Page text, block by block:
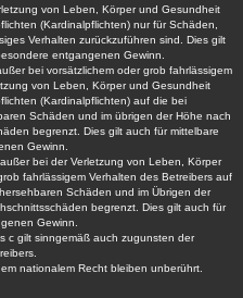
von Leben, Körper und Gesundheit
(Kardinalpflichten) nur für Schäden,
Verhalten zurückzuführen sind. Dies gilt
entgangenen Gewinn.
bei vorsätzlichem oder grob fahrlässigem
von Leben, Körper und Gesundheit
(Kardinalpflichten) auf die bei
Schäden und im übrigen der Höhe nach
begrenzt. Dies gilt auch für mittelbare
Gewinn.
bei der Verletzung von Leben, Körper
fahrlässigem Verhalten des Betreibers auf
Schäden und im Übrigen der
begrenzt. Dies gilt auch für
Gewinn.
c gilt sinngemäß auch zugunsten der
nationalem Recht bleiben unberührt.